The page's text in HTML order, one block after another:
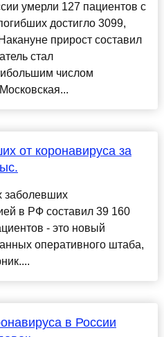
умерли 127 пациентов с
достигло 3099,
прирост составил
стал
числом
от коронавируса за
заболевших
в РФ составил 39 160
- это новый
оперативного штаба,
в России